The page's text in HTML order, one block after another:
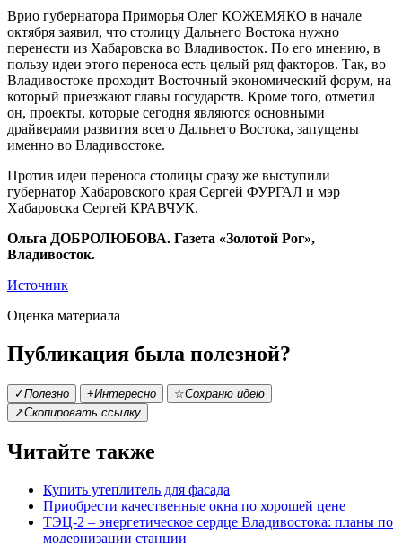
Врио губернатора Приморья Олег КОЖЕМЯКО в начале
октября заявил, что столицу Дальнего Востока нужно
перенести из Хабаровска во Владивосток. По его мнению, в
пользу идеи этого переноса есть целый ряд факторов. Так, во
Владивостоке проходит Восточный экономический форум, на
который приезжают главы государств. Кроме того, отметил
он, проекты, которые сегодня являются основными
драйверами развития всего Дальнего Востока, запущены
именно во Владивостоке.
Против идеи переноса столицы сразу же выступили
губернатор Хабаровского края Сергей ФУРГАЛ и мэр
Хабаровска Сергей КРАВЧУК.
Ольга ДОБРОЛЮБОВА. Газета «Золотой Рог»,
Владивосток.
Источник
Оценка материала
Публикация была полезной?
✓Полезно +Интересно ☆Сохраню идею
↗Скопировать ссылку
Читайте также
Купить утеплитель для фасада
Приобрести качественные окна по хорошей цене
ТЭЦ-2 – энергетическое сердце Владивостока: планы по
модернизации станции